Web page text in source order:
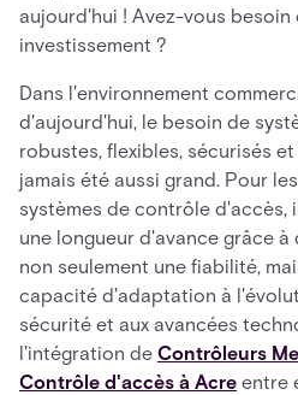
aujourd'hui ! Avez-vous
investissement ?
Dans l'environnement
d'aujourd'hui, le besoin de
robustes, flexibles, sécurisés
jamais été aussi grand. Pour
systèmes de contrôle d'accès,
une longueur d'avance grâce
non seulement une fiabilité,
capacité d'adaptation à
sécurité et aux avancées
l'intégration de Contrôleurs
Contrôle d'accès à Acre entre